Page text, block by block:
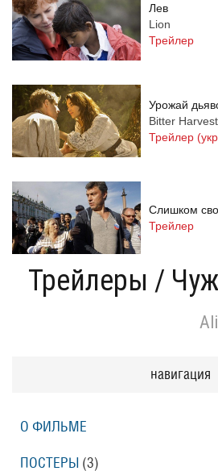
Трейлеры /
Лев
Lion
Трейлер
Урожай
Bitter Harvest
Трейлер
Слишком
Трейлер
навигация
О ФИЛЬМЕ
ПОСТЕРЫ (3)